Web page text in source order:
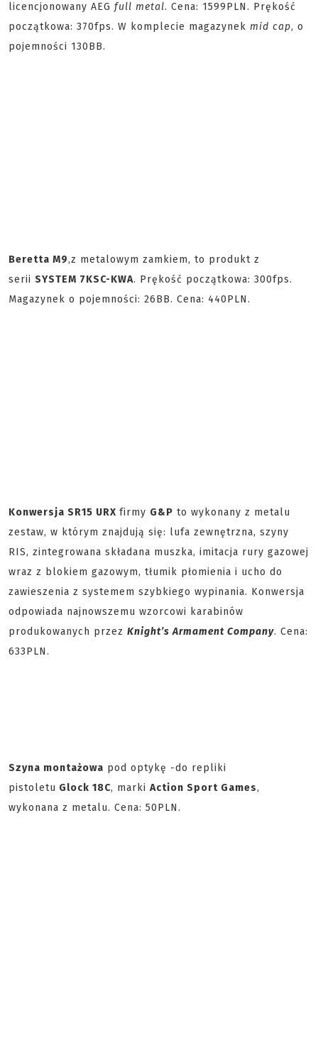
licencjonowany AEG full metal. Cena: 1599PLN. Prękość
początkowa: 370fps. W komplecie magazynek mid cap, o
pojemności 130BB.
Beretta M9,z metalowym zamkiem, to produkt z
serii SYSTEM 7KSC-KWA. Prękość początkowa: 300fps.
Magazynek o pojemności: 26BB. Cena: 440PLN.
Konwersja SR15 URX firmy G&P to wykonany z metalu
zestaw, w którym znajdują się: lufa zewnętrzna, szyny
RIS, zintegrowana składana muszka, imitacja rury gazowej
wraz z blokiem gazowym, tłumik płomienia i ucho do
zawieszenia z systemem szybkiego wypinania. Konwersja
odpowiada najnowszemu wzorcowi karabinów
produkowanych przez Knight’s Armament Company. Cena:
633PLN.
Szyna montażowa pod optykę -do repliki
pistoletu Glock 18C, marki Action Sport Games,
wykonana z metalu. Cena: 50PLN.